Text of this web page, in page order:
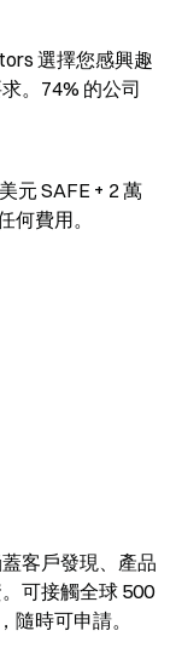
選擇您感興趣
。74% 的公司
元 SAFE + 2 萬
何費用。
客戶發現、產品
可接觸全球 500
隨時可申請。